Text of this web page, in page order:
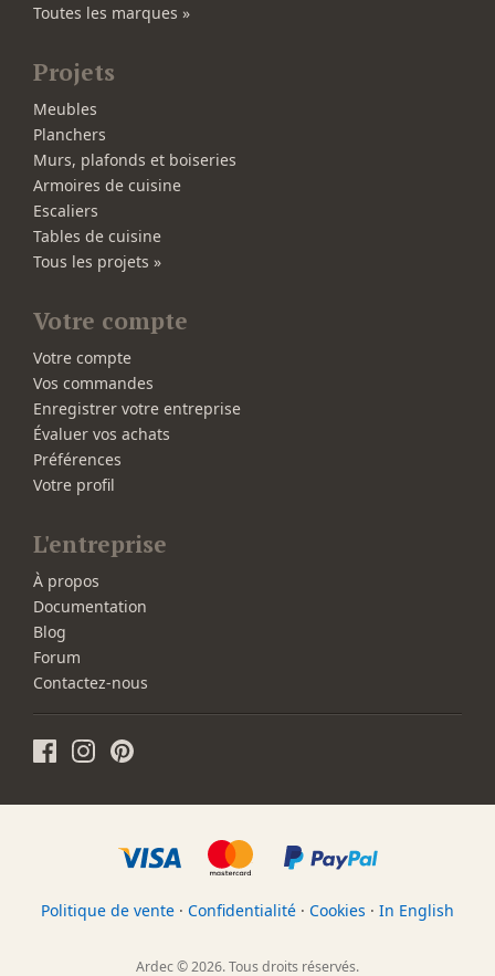
Toutes les marques »
Projets
Meubles
Planchers
Murs, plafonds et boiseries
Armoires de cuisine
Escaliers
Tables de cuisine
Tous les projets »
Votre compte
Votre compte
Vos commandes
Enregistrer votre entreprise
Évaluer vos achats
Préférences
Votre profil
L'entreprise
À propos
Documentation
Blog
Forum
Contactez-nous
Politique de vente · Confidentialité · Cookies · In English
Ardec © 2026. Tous droits réservés.